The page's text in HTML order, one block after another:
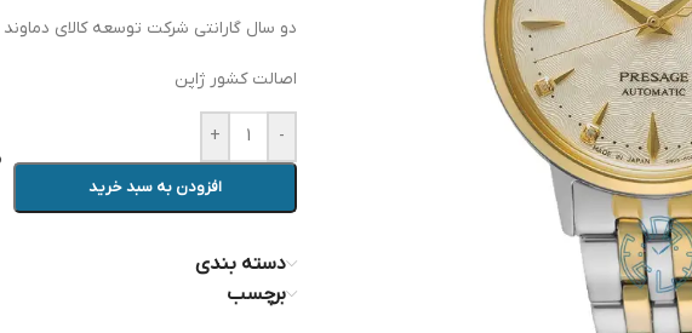
دو سال گارانتی شرکت توسعه کالای
اصالت کشور ژاپن
-
+
افزودن به سبد خرید
دسته بندی
برچسب